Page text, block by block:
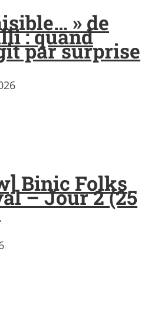
» de
: quand
par surprise
Binic Folks
– Jour 2 (25